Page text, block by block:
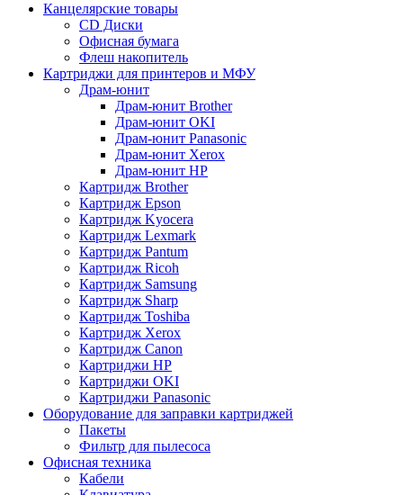
Канцелярские товары
CD Диски
Офисная бумага
Флеш накопитель
Картриджи для принтеров и МФУ
Драм-юнит
Драм-юнит Brother
Драм-юнит OKI
Драм-юнит Panasonic
Драм-юнит Xerox
Драм-юнит НР
Картридж Brother
Картридж Epson
Картридж Kyocera
Картридж Lexmark
Картридж Pantum
Картридж Ricoh
Картридж Samsung
Картридж Sharp
Картридж Toshiba
Картридж Xerox
Картридж Сanon
Картриджи HP
Картриджи OKI
Картриджи Panasonic
Оборудование для заправки картриджей
Пакеты
Фильтр для пылесоса
Офисная техника
Кабели